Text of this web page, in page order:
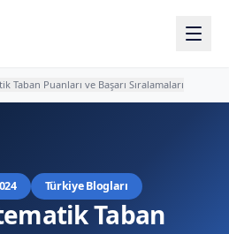
Taban Puanları ve Başarı Sıralamaları
Türkiye Blogları
Taban